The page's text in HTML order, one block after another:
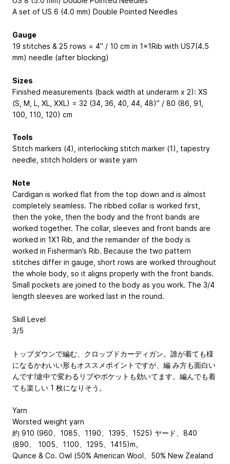
A set of US 6 (4.0 mm) Double Pointed Needles
Gauge
19 stitches & 25 rows = 4” / 10 cm in 1x1Rib with US7(4.5
mm) needle (after blocking)
Sizes
Finished measurements (back width at underarm x 2): XS
(S, M, L, XL, XXL) = 32 (34, 36, 40, 44, 48)” / 80 (86, 91,
100, 110, 120) cm
Tools
Stitch markers (4), interlocking stitch marker (1), tapestry
needle, stitch holders or waste yarn
Note
Cardigan is worked flat from the top down and is almost
completely seamless. The ribbed collar is worked first,
then the yoke, then the body and the front bands are
worked together. The collar, sleeves and front bands are
worked in 1X1 Rib, and the remainder of the body is
worked in Fisherman’s Rib. Because the two pattern
stitches differ in gauge, short rows are worked throughout
the whole body, so it aligns properly with the front bands.
Small pockets are joined to the body as you work. The 3/4
length sleeves are worked last in the round.
Skill Level
3/5
トップダウンで編む、クロップドカーディガン。誰が着ても様
になるかわいい形もオススメポイントですが、編 み方も面白い
んです!途中で変わるリブやポケットも効いてます。編んでも着
ても楽しい 1 枚になりそう。
Yarn
Worsted weight yarn
約 910 (960、1085、1190、1395、1525) ヤード、840
(890、 1005、1100、1295、1415)m。
Quince & Co. Owl (50% American Wool、50% New Zealand